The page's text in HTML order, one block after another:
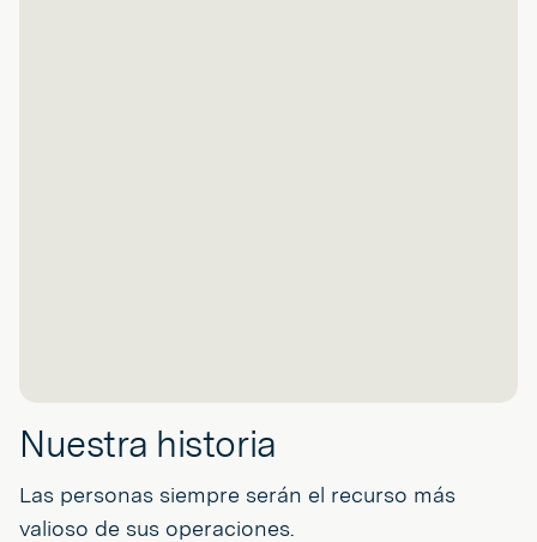
Nuestra historia
Las personas siempre serán el recurso más
valioso de sus operaciones.